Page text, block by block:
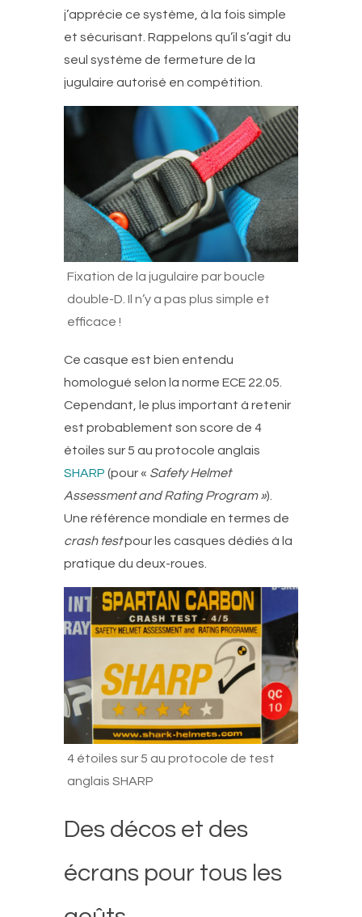
j’apprécie ce système, à la fois simple
et sécurisant. Rappelons qu’il s’agit du
seul système de fermeture de la
jugulaire autorisé en compétition.
Fixation de la jugulaire par boucle
double-D. Il n’y a pas plus simple et
efficace !
Ce casque est bien entendu
homologué selon la norme ECE 22.05.
Cependant, le plus important à retenir
est probablement son score de 4
étoiles sur 5 au protocole anglais
SHARP (pour « Safety Helmet
Assessment and Rating Program »).
Une référence mondiale en termes de
crash testpour les casques dédiés à la
pratique du deux-roues.
4 étoiles sur 5 au protocole de test
anglais SHARP
Des décos et des
écrans pour tous les